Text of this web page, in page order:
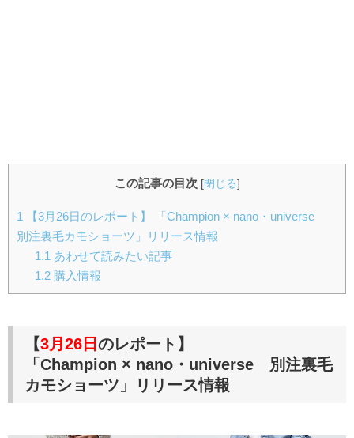
この記事の目次 [閉じる]
1
【3月26日のレポート】 「Champion × nano・universe
別注裏毛カモショーツ」リリース情報
1.1 あわせて読みたい記事
1.2購入情報
【3月26日 のレポート】
「Champion × nano・universe 別注裏毛
カモショーツ」リリース情報